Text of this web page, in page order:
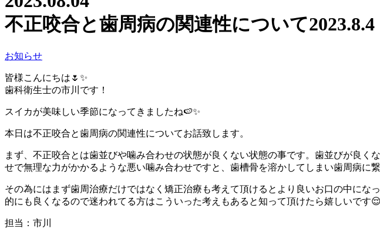
不正咬合と歯周病の関連性について2023.8.4
お知らせ
皆様こんにちは🌷✨
歯科衛生士の市川です！
スイカが美味しい季節になってきましたね🍉✨
本日は不正咬合と歯周病の関連性についてお話致します。
まず、不正咬合とは歯並びや噛み合わせの状態が良くない状態の事です。歯並びが良
せで無理な力がかかるような悪い噛み合わせですと、歯槽骨を溶かしてしまい歯周病に
その為にはまず歯周治療だけではなく矯正治療も考えて頂けるとより良いお口の中に
的にも良くなるので迷われてる方はこういった考えもあると知って頂けたら嬉しいです
担当：市川